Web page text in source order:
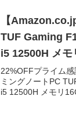
【
TUF Gaming
i5 12500H メ
ト144Hz RGB
動画編集 Xbox
22%OFFプライム
ミングノートPC
i5 12500H メモリ